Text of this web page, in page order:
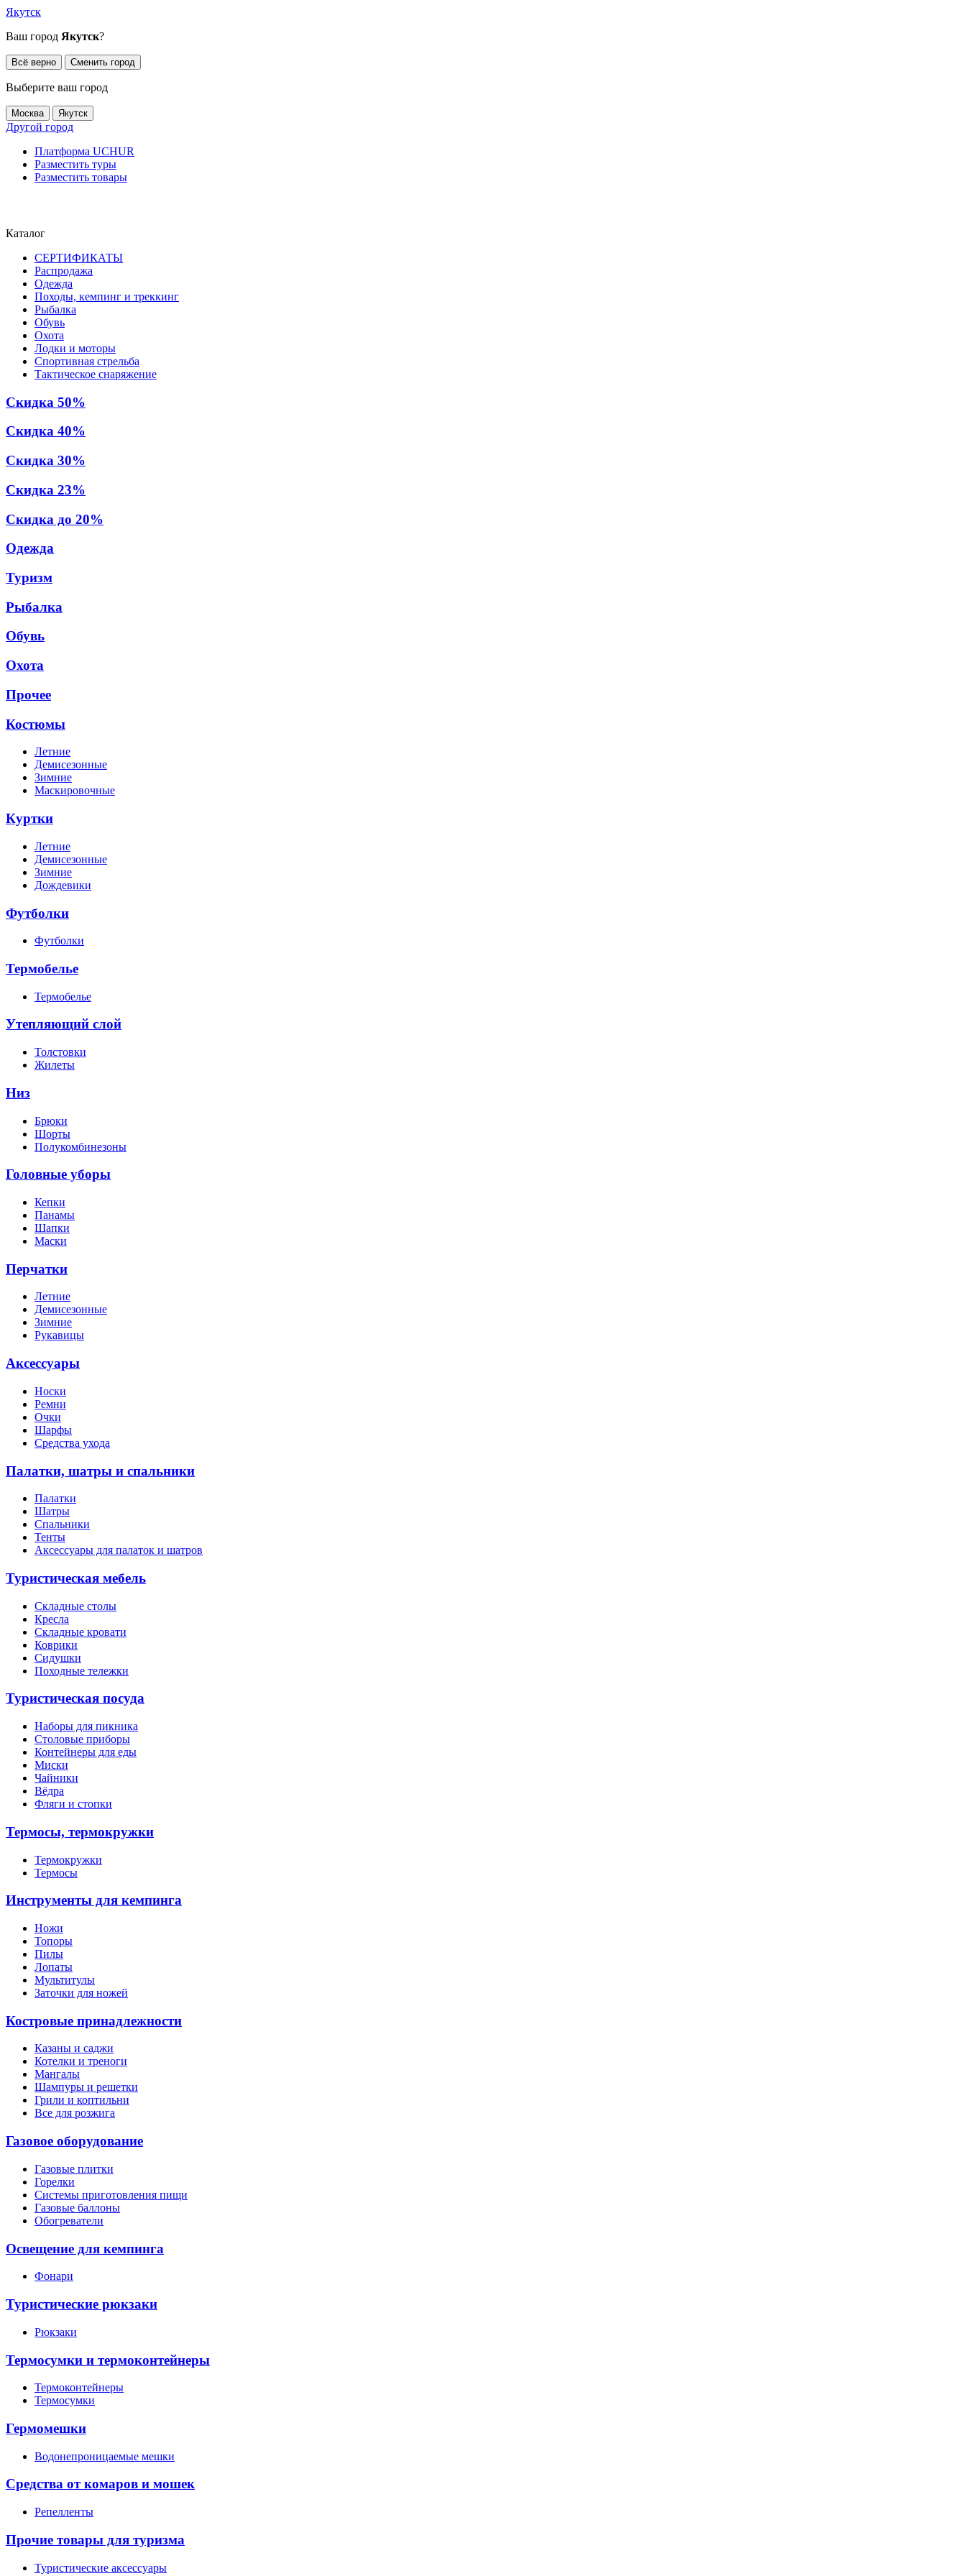
Якутск
Ваш город Якутск?
Всё верно Сменить город
Выберите ваш город
Москва Якутск
Другой город
Платформа UCHUR
Разместить туры
Разместить товары
Каталог
СЕРТИФИКАТЫ
Распродажа
Одежда
Походы, кемпинг и треккинг
Рыбалка
Обувь
Охота
Лодки и моторы
Спортивная стрельба
Тактическое снаряжение
Скидка 50%
Скидка 40%
Скидка 30%
Скидка 23%
Скидка до 20%
Одежда
Туризм
Рыбалка
Обувь
Охота
Прочее
Костюмы
Летние
Демисезонные
Зимние
Маскировочные
Куртки
Летние
Демисезонные
Зимние
Дождевики
Футболки
Футболки
Термобелье
Термобелье
Утепляющий слой
Толстовки
Жилеты
Низ
Брюки
Шорты
Полукомбинезоны
Головные уборы
Кепки
Панамы
Шапки
Маски
Перчатки
Летние
Демисезонные
Зимние
Рукавицы
Аксессуары
Носки
Ремни
Очки
Шарфы
Средства ухода
Палатки, шатры и спальники
Палатки
Шатры
Спальники
Тенты
Аксессуары для палаток и шатров
Туристическая мебель
Складные столы
Кресла
Складные кровати
Коврики
Сидушки
Походные тележки
Туристическая посуда
Наборы для пикника
Столовые приборы
Контейнеры для еды
Миски
Чайники
Вёдра
Фляги и стопки
Термосы, термокружки
Термокружки
Термосы
Инструменты для кемпинга
Ножи
Топоры
Пилы
Лопаты
Мультитулы
Заточки для ножей
Костровые принадлежности
Казаны и саджи
Котелки и треноги
Мангалы
Шампуры и решетки
Грили и коптильни
Все для розжига
Газовое оборудование
Газовые плитки
Горелки
Системы приготовления пищи
Газовые баллоны
Обогреватели
Освещение для кемпинга
Фонари
Туристические рюкзаки
Рюкзаки
Термосумки и термоконтейнеры
Термоконтейнеры
Термосумки
Гермомешки
Водонепроницаемые мешки
Средства от комаров и мошек
Репелленты
Прочие товары для туризма
Туристические аксессуары